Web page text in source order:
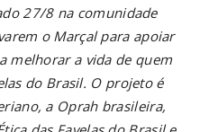
27/8 na comunidade
o Marçal para apoiar
melhorar a vida de quem
do Brasil. O projeto é
a Oprah brasileira,